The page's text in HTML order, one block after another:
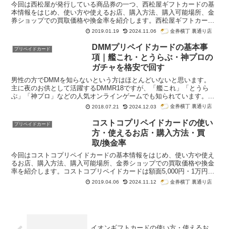
今回は西松屋が発行している商品券の一つ、西松屋ギフトカードの基
本情報をはじめ、使い方や使えるお店、購入方法、購入可能場所、金
券ショップでの買取価格や換金率を紹介します。西松屋ギフトカード
の有効期限は2年間です。また、プリペイドカードなのでお釣りは出
ません。さらにトイザらスギフトカードなどとは異なり再チャージも
できません。金券ショップで安く購入するのは難しく、換金も断られ
るケースがあります。多くの場合代替品となるJCB、VJA、三菱UFJ
ニコス、UCなどのギフトカードも、西松屋では利用できないので注
2019.01.19 2024.11.06 金券横丁 裏通り店
プリペイドカード
DMMプリペイドカードの基本事
項｜艦これ・とうらぶ・神プロの
ガチャを格安で回す
男性の方でDMMを知らないという方はほとんどいないと思います。
主に夜のお供として活躍するDMMR18ですが、「艦これ」「とうら
ぶ」「神プロ」などの人気オンラインゲームでも知られています。基
本無料のゲームではありますが、キャンペーンガチャが開催されるこ
2018.07.21 2024.12.03 金券横丁 裏通り店
プリペイドカード
コストコプリペイドカードの使い
方・使えるお店・購入方法・買
取/換金率
今回はコストコプリペイドカードの基本情報をはじめ、使い方や使え
るお店、購入方法、購入可能場所、金券ショップでの買取価格や換金
率を紹介します。コストコプリペイドカードは額面5,000円・1万円の
2種類が発行されています。ただ、再チャージが可能なので5,000円を
購入するのがおすすめです。また、プリペイドカードなので
2019.04.06 2024.11.12 金券横丁 裏通り店